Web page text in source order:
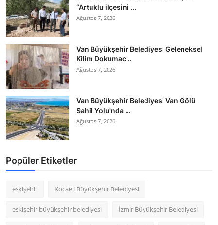
“Artuklu ilçesini ...
Ağustos 7, 2026
Van Büyükşehir Belediyesi Geleneksel
Kilim Dokumac...
Ağustos 7, 2026
Van Büyükşehir Belediyesi Van Gölü
Sahil Yolu'nda ...
Ağustos 7, 2026
Popüler Etiketler
eskişehir Kocaeli Büyükşehir Belediyesi
eskişehir büyükşehir belediyesi İzmir Büyükşehir Belediyesi